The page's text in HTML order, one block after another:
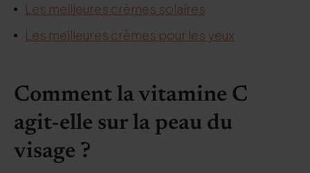
Les meilleures crèmes solaires
Les meilleures crèmes pour les yeux
Comment la vitamine C
agit-elle sur la peau du
visage ?